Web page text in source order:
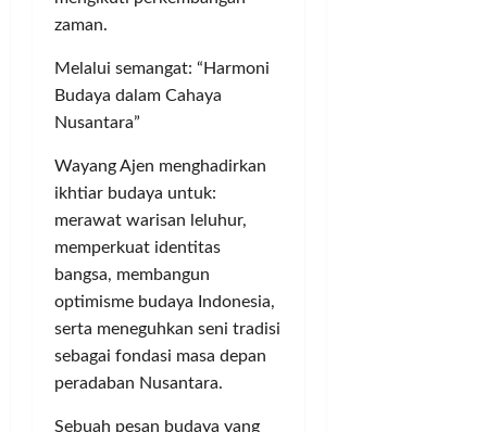
zaman.
Melalui semangat: “Harmoni
Budaya dalam Cahaya
Nusantara”
Wayang Ajen menghadirkan
ikhtiar budaya untuk:
merawat warisan leluhur,
memperkuat identitas
bangsa, membangun
optimisme budaya Indonesia,
serta meneguhkan seni tradisi
sebagai fondasi masa depan
peradaban Nusantara.
Sebuah pesan budaya yang